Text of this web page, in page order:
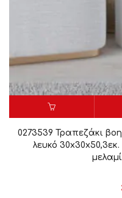
0273539 Τραπεζάκι
λευκό